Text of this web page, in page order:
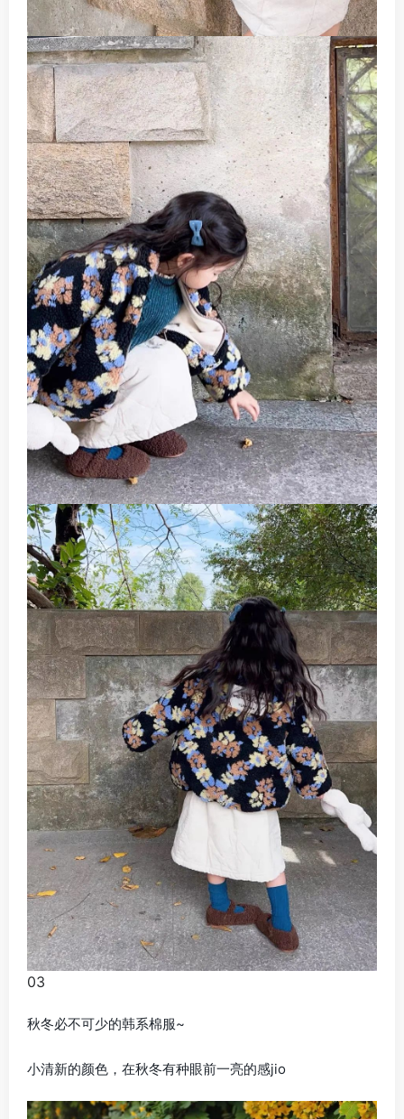
03
秋冬必不可少的韩系棉服~
小清新的颜色，在秋冬有种眼前一亮的感jio